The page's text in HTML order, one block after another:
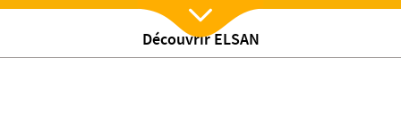
Découvrir ELSAN
clinique La Pergola de Vichy, pour comprendre les
Nx:Afficher menu